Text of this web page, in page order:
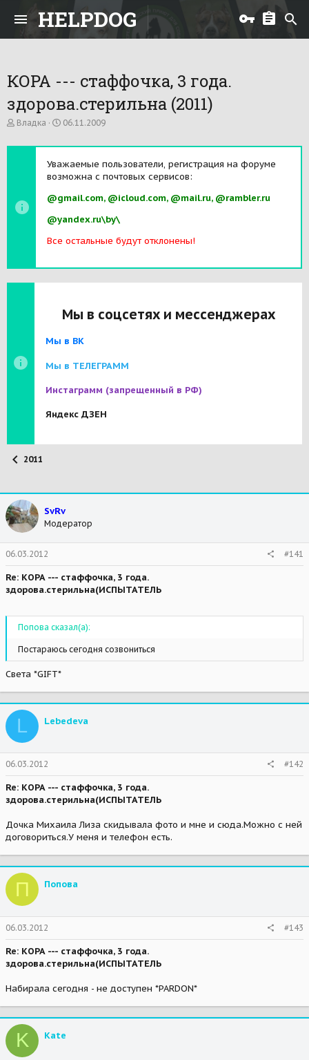
HELPDOG
КОРА --- стаффочка, 3 года.
здорова.стерильна (2011)
А
т
м
ы
Владка
Д
т
н
а
а
а
06.11.2009
Уважаемые пользователи, регистрация на форуме
возможна с почтовых сервисов:
@gmail.com, @icloud.com, @mail.ru, @rambler.ru
@yandex.ru\by\
Все остальные будут отклонены!
Мы в соцсетях и мессенджерах
Мы в ВК
Мы в ТЕЛЕГРАММ
Инстаграмм (запрещенный в РФ)
Яндекс ДЗЕН
2011
SvRv
Модератор
06.03.2012 #141
Re: КОРА --- стаффочка, 3 года.
здорова.стерильна(ИСПЫТАТЕЛЬ
Попова сказал(а):
Постараюсь сегодня созвониться
Света *GIFT*
L Lebedeva
06.03.2012 #142
Re: КОРА --- стаффочка, 3 года.
здорова.стерильна(ИСПЫТАТЕЛЬ
Дочка Михаила Лиза скидывала фото и мне и сюда.Можно с ней
договориться.У меня и телефон есть.
П Попова
06.03.2012 #143
Re: КОРА --- стаффочка, 3 года.
здорова.стерильна(ИСПЫТАТЕЛЬ
Набирала сегодня - не доступен *PARDON*
K Kate